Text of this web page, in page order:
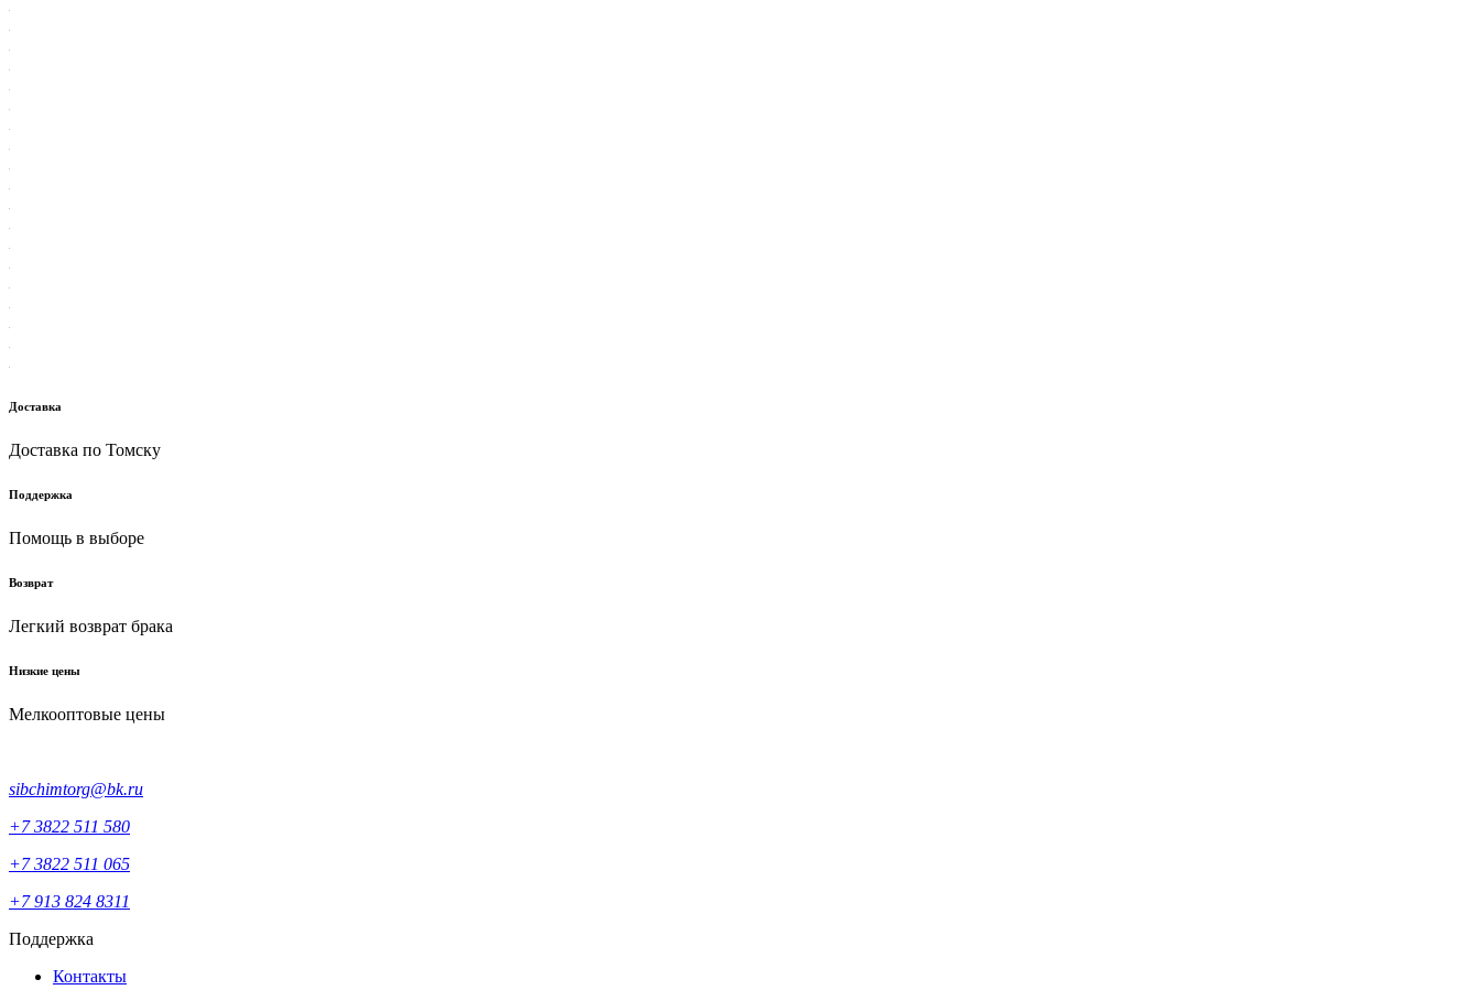
Доставка
Доставка по Томску
Поддержка
Помощь в выборе
Возврат
Легкий возврат брака
Низкие цены
Мелкооптовые цены
sibchimtorg@bk.ru
+7 3822 511 580
+7 3822 511 065
+7 913 824 8311
Поддержка
Контакты